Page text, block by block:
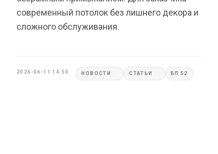
современный потолок без лишнего декора и
сложного обслуживания.
2026-06-11 14:50 НОВОСТИ СТАТЬИ БП 52